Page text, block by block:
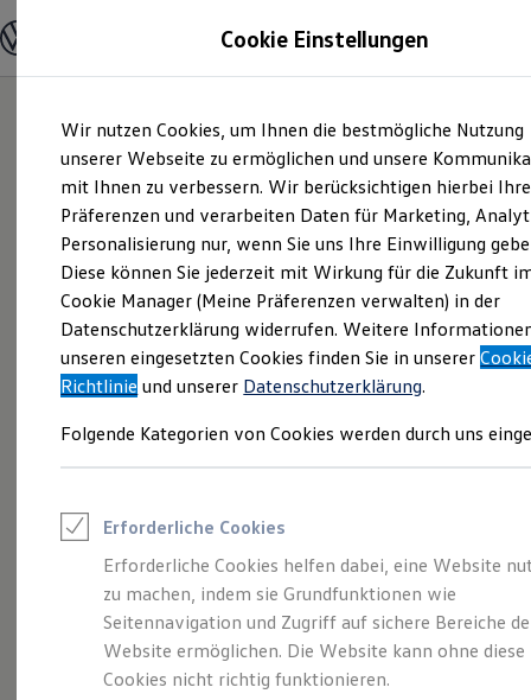
Hauptinhalt
springen
Footer
springen
Modelle und Konfigurator
Modelle vergleichen
Elektroautos
ENERGY Sondermodelle
Nutzfahrzeuge
SUV und CUV
Familienautos
Kombis
Kompaktwagen
Sportwagen
Schnell verfügbare Fahrzeuge
Angebote und Produkte
Aktuelle Angebote
E-Auto-Förderung
Volkswagen Marktplatz
Junge Gebrauchtwagen und Gebrauchtwagen
Saisonangebote
Leasing
Leasing-Angebote
Gebrauchtwagen Leasing
Junge Gebrauchtwagen-Leasing
Elektroauto Leasing
Kleinwagen-Leasing
Leasing ohne Anzahlung
So geht neu.
Entdecken Sie jetzt
Cookie Einstellungen
Wir nutzen Cookies, um Ihnen die bestmögliche Nutzung
unserer Webseite zu ermöglichen und unsere
mit Ihnen zu verbessern. Wir berücksichtigen hierbei Ihre
Präferenzen und verarbeiten Daten für Marketing,
Personalisierung nur, wenn Sie uns Ihre Einwilligung
Diese können Sie jederzeit mit Wirkung für die Zukunft
Cookie Manager (Meine Präferenzen verwalten) in der
Datenschutzerklärung widerrufen. Weitere
unseren eingesetzten Cookies finden Sie in unserer
Richtlinie und unserer Datenschutzerklärung.
Folgende Kategorien von Cookies werden durch uns
Erforderliche Cookies
Erforderliche Cookies helfen dabei, eine Website
zu machen, indem sie Grundfunktionen wie
Seitennavigation und Zugriff auf sichere Bereiche
Website ermöglichen. Die Website kann ohne diese
Cookies nicht richtig funktionieren.